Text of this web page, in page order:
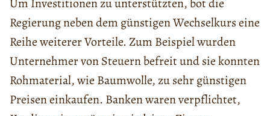
Um Investitionen zu unterstützten, bot die
Regierung neben dem günstigen Wechselkurs eine
Reihe weiterer Vorteile. Zum Beispiel wurden
Unternehmer von Steuern befreit und sie konnten
Rohmaterial, wie Baumwolle, zu sehr günstigen
Preisen einkaufen. Banken waren verpflichtet,